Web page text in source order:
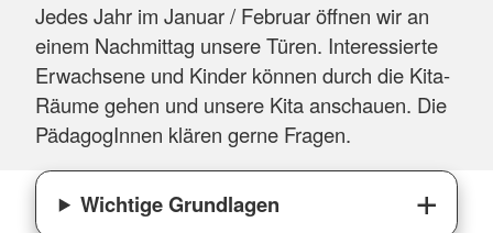
Jedes Jahr im Januar / Februar öffnen wir an
einem Nachmittag unsere Türen. Interessierte
Erwachsene und Kinder können durch die Kita-
Räume gehen und unsere Kita anschauen. Die
PädagogInnen klären gerne Fragen.
Wichtige Grundlagen